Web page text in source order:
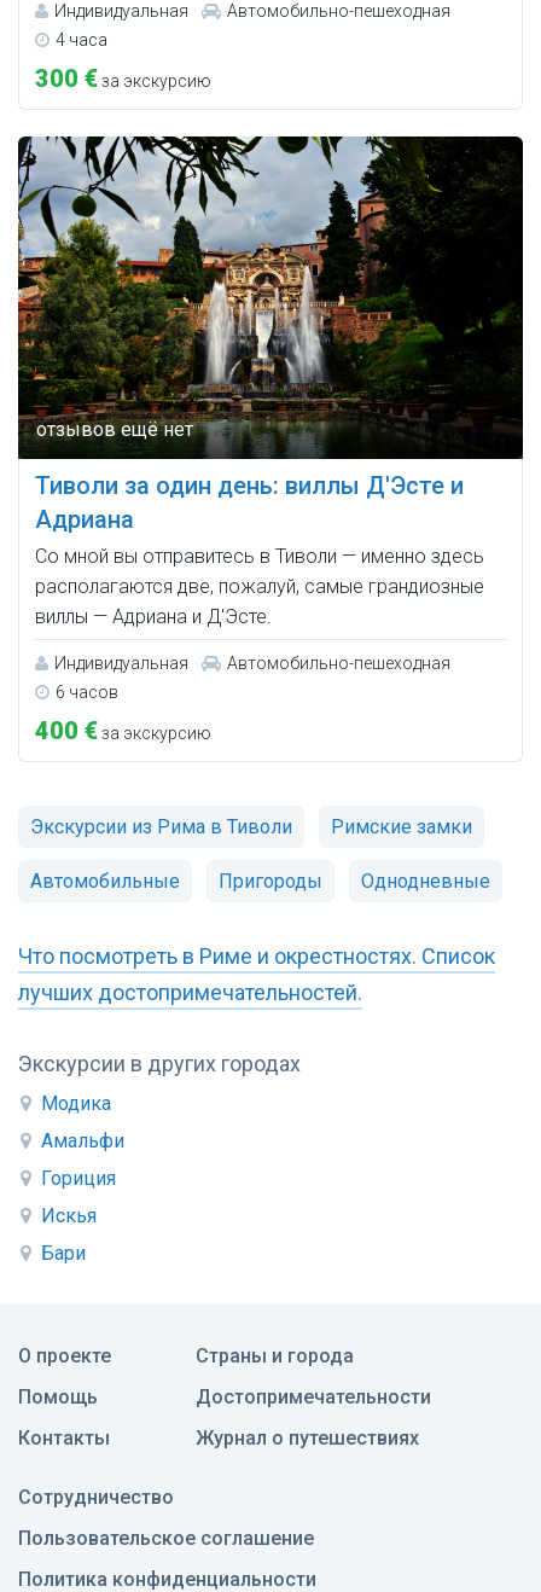
Экскурсии в других городах
Модика
Амальфи
Гориция
Искья
Бари
Индивидуальная
Автомобильно-пешеходная
4 часа
300 €за экскурсию
Тиволи за один день: виллы Д'Эсте и
Адриана
Со мной вы отправитесь в Тиволи — именно здесь
располагаются две, пожалуй, самые грандиозные
виллы — Адриана и Д'Эсте.
Индивидуальная
Автомобильно-пешеходная
6 часов
400 €за экскурсию
Экскурсии из Рима в Тиволи Римские замки
Автомобильные Пригороды Однодневные
Что посмотреть в Риме и окрестностях. Список
лучших достопримечательностей.
О проекте
Помощь
Контакты
Страны и города
Достопримечательности
Журнал о путешествиях
Сотрудничество
Пользовательское соглашение
Политика конфиденциальности